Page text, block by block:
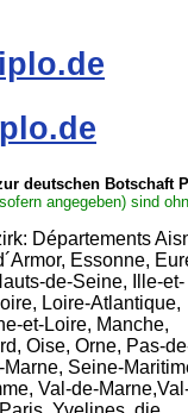
deutschen Botschaft
angegeben) sind
Départements
Essonne,
de-Seine, Ille-et-
Loire-Atlantique,
et-Loire, Manche,
Oise, Orne, Pas-
Seine-
Val-de-